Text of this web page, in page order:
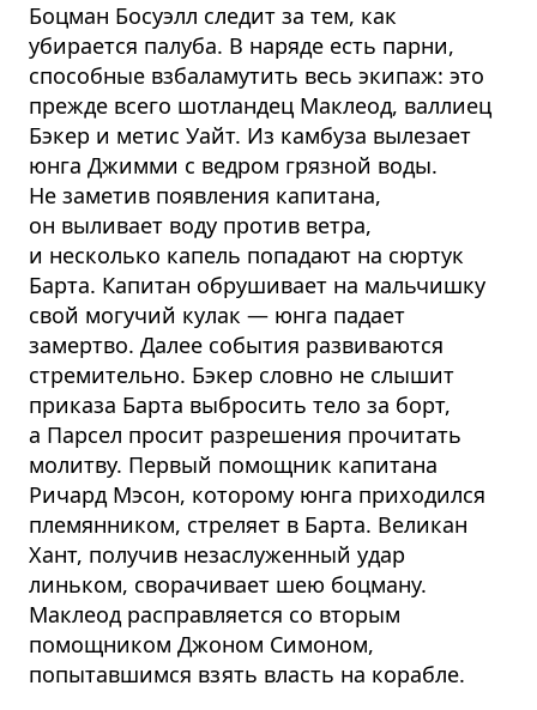
Боцман Босуэлл следит за тем, как
убирается палуба. В наряде есть парни,
способные взбаламутить весь экипаж: это
прежде всего шотландец Маклеод, валлиец
Бэкер и метис Уайт. Из камбуза вылезает
юнга Джимми с ведром грязной воды.
Не заметив появления капитана,
он выливает воду против ветра,
и несколько капель попадают на сюртук
Барта. Капитан обрушивает на мальчишку
свой могучий кулак — юнга падает
замертво. Далее события развиваются
стремительно. Бэкер словно не слышит
приказа Барта выбросить тело за борт,
а Парсел просит разрешения прочитать
молитву. Первый помощник капитана
Ричард Мэсон, которому юнга приходился
племянником, стреляет в Барта. Великан
Хант, получив незаслуженный удар
линьком, сворачивает шею боцману.
Маклеод расправляется со вторым
помощником Джоном Симоном,
попытавшимся взять власть на корабле.